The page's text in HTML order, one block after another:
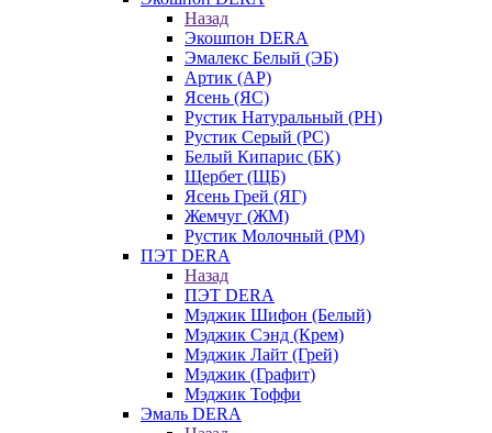
Назад
Экошпон DERA
Эмалекс Белый (ЭБ)
Артик (АР)
Ясень (ЯС)
Рустик Натуральный (РН)
Рустик Серый (РС)
Белый Кипарис (БК)
Щербет (ЩБ)
Ясень Грей (ЯГ)
Жемчуг (ЖМ)
Рустик Молочный (РМ)
ПЭТ DERA
Назад
ПЭТ DERA
Мэджик Шифон (Белый)
Мэджик Сэнд (Крем)
Мэджик Лайт (Грей)
Мэджик (Графит)
Мэджик Тоффи
Эмаль DERA